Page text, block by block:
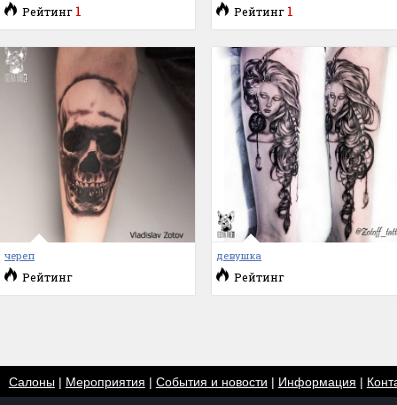
Рейтинг 1 Рейтинг 1
череп
Рейтинг
девушка
Рейтинг
Салоны| Мероприятия | События и новости | Информация |